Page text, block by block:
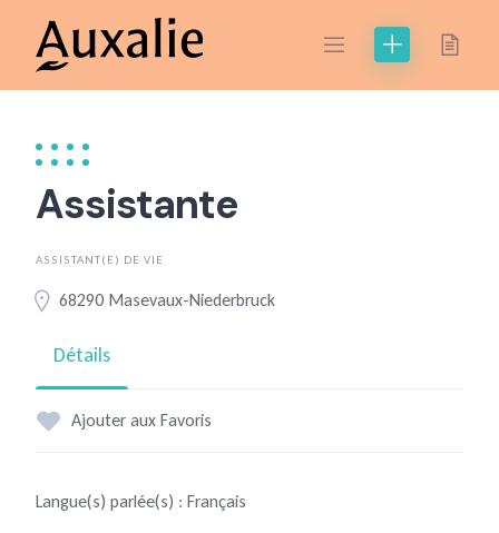
content
Assistante
ASSISTANT(E) DE VIE
68290 Masevaux-Niederbruck
Détails
Ajouter aux Favoris
Langue(s) parlée(s) : Français